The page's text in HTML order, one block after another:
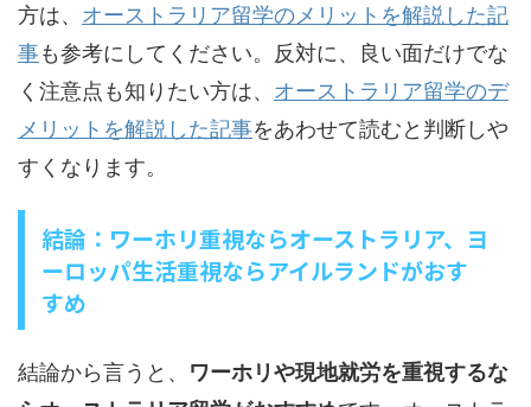
方は、 オーストラリア留学のメリットを解説した記
事も参考にしてください。反対に、良い面だけでな
く注意点も知りたい方は、 オーストラリア留学のデ
メリットを解説した記事をあわせて読むと判断しや
すくなります。
結論：ワーホリ重視ならオーストラリア、ヨ
ーロッパ生活重視ならアイルランドがおす
すめ
結論から言うと、 ワーホリや現地就労を重視するな